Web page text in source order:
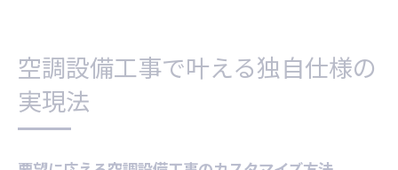
空調設備工事で叶える独自仕様の
実現法